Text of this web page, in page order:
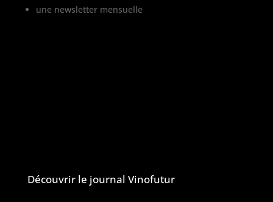
une newsletter mensuelle
Découvrir le journal Vinofutur